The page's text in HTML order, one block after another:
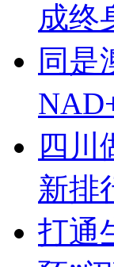
成终
同是
四川
新排
打通